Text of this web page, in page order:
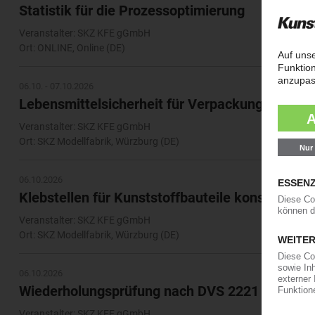
Statistik für die Prozessoptimierung
Veranstalter: SKZ KFE gGmbH
Ort: ONLINE, Online (DE)
Lebensmittelsicherheit für
Veranstalter: SKZ KFE gGmbH
Ort: SKZ Modellfabrik, Würzburg (DE)
Klebstellen für Kunststoffbauteile konstruieren
Veranstalter: SKZ KFE gGmbH
Ort: SKZ Modellfabrik, Würzburg (DE)
Wiederholungsprüfung nach DVS 2221